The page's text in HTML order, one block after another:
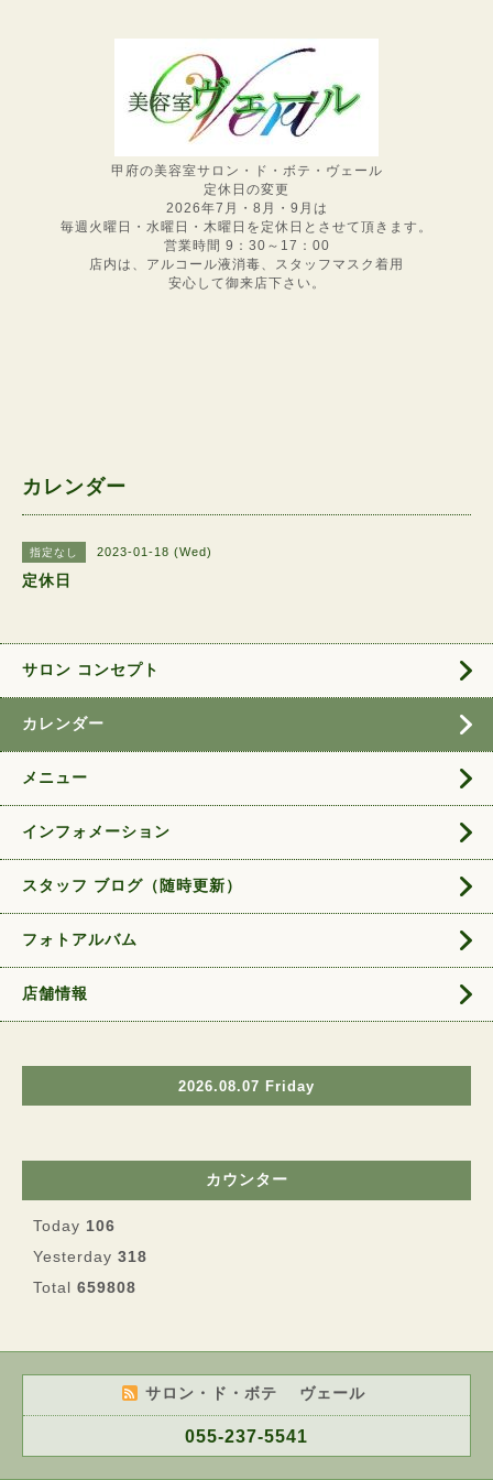
甲府の美容室サロン・ド・ボテ・ヴェール
定休日の変更
2026年7月・8月・9月は
毎週火曜日・水曜日・木曜日を定休日とさせて頂きます。
営業時間 9：30～17：00
店内は、アルコール液消毒、スタッフマスク着用
安心して御来店下さい。
カレンダー
指定なし 2023-01-18 (Wed)
定休日
サロン コンセプト
カレンダー
メニュー
インフォメーション
スタッフ ブログ（随時更新）
フォトアルバム
店舗情報
2026.08.07 Friday
カウンター
Today 106
Yesterday 318
Total 659808
サロン・ド・ボテ ヴェール
055-237-5541